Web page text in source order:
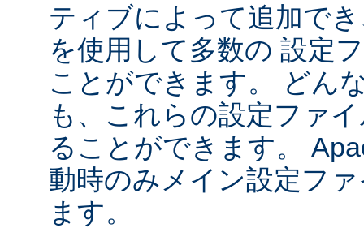
ティブによって追加で
を使用して多数の 設定
ことができます。 どん
も、これらの設定ファ
ることができます。
動時のみメイン設定フ
ます。